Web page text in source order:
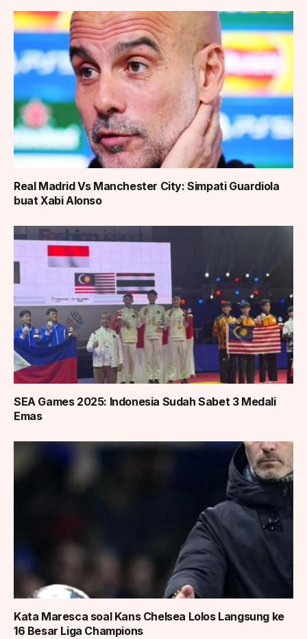
Real Madrid Vs Manchester City: Simpati Guardiola
buat Xabi Alonso
SEA Games 2025: Indonesia Sudah Sabet 3 Medali
Emas
Kata Maresca soal Kans Chelsea Lolos Langsung ke
16 Besar Liga Champions